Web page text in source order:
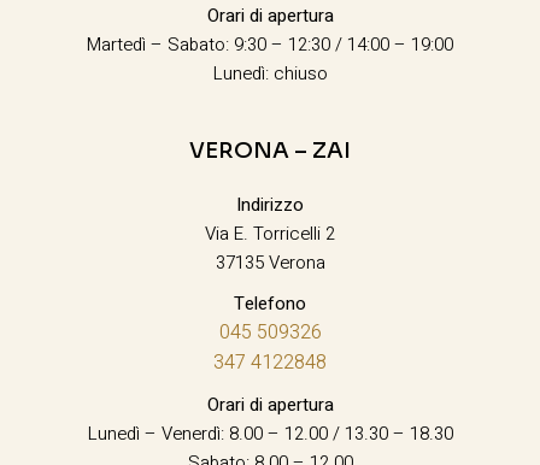
Orari di apertura
Martedì – Sabato: 9:30 – 12:30 / 14:00 – 19:00
Lunedì: chiuso
VERONA – ZAI
Indirizzo
Via E. Torricelli 2
37135 Verona
Telefono
045 509326
347 4122848
Orari di apertura
Lunedì – Venerdì: 8.00 – 12.00 / 13.30 – 18.30